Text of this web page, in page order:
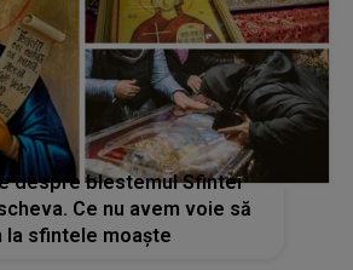
despre blestemul Sfintei
Ce nu avem voie să
la sfintele moaște